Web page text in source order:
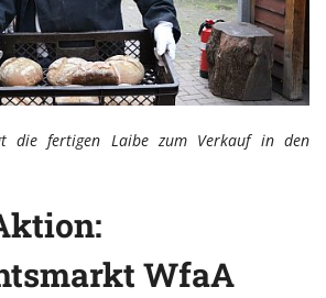
die fertigen Laibe zum Verkauf in den
WfaA